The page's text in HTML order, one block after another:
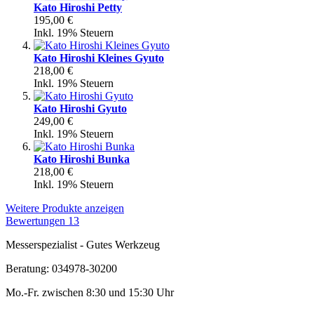
Kato Hiroshi Petty
195,00 €
Inkl. 19% Steuern
Kato Hiroshi Kleines Gyuto
218,00 €
Inkl. 19% Steuern
Kato Hiroshi Gyuto
249,00 €
Inkl. 19% Steuern
Kato Hiroshi Bunka
218,00 €
Inkl. 19% Steuern
Weitere Produkte anzeigen
Bewertungen 13
Messerspezialist - Gutes Werkzeug
Beratung: 034978-30200
Mo.-Fr. zwischen 8:30 und 15:30 Uhr